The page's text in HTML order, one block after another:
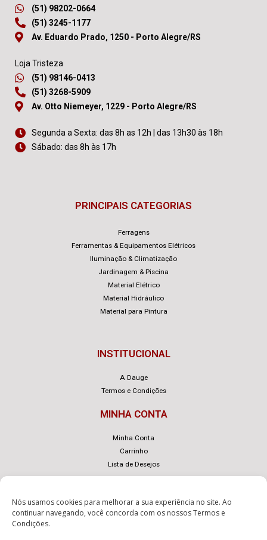
Nós usamos cookies para melhorar a sua experiência no site. Ao
continuar navegando, você concorda com os nossosTermos e
Condições.
(51) 98202-0664
(51) 3245-1177
Av. Eduardo Prado, 1250 - Porto Alegre/RS
Loja Tristeza
(51) 98146-0413
(51) 3268-5909
Av. Otto Niemeyer, 1229 - Porto Alegre/RS
Segunda a Sexta: das 8h as 12h | das 13h30 às 18h
Sábado: das 8h às 17h
PRINCIPAIS CATEGORIAS
Ferragens
Ferramentas & Equipamentos Elétricos
Iluminação & Climatização
Jardinagem & Piscina
Material Elétrico
Material Hidráulico
Material para Pintura
INSTITUCIONAL
A Dauge
Termos e Condições
MINHA CONTA
Minha Conta
Carrinho
Lista de Desejos